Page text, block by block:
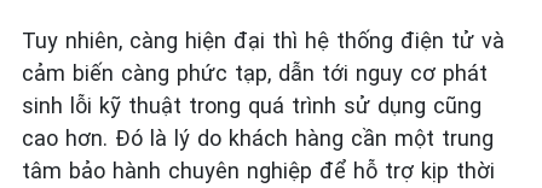
Tuy nhiên, càng hiện đại thì hệ thống điện tử và
cảm biến càng phức tạp, dẫn tới nguy cơ phát
sinh lỗi kỹ thuật trong quá trình sử dụng cũng
cao hơn. Đó là lý do khách hàng cần một trung
tâm bảo hành chuyên nghiệp để hỗ trợ kịp thời